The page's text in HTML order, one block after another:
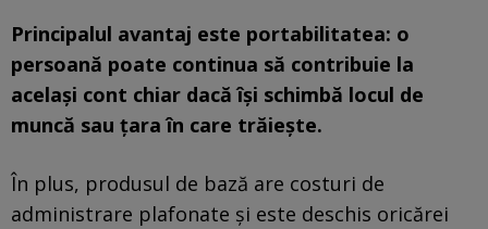
Principalul avantaj este portabilitatea: o
persoană poate continua să contribuie la
același cont chiar dacă își schimbă locul de
muncă sau țara în care trăiește.
În plus, produsul de bază are costuri de
administrare plafonate și este deschis oricărei